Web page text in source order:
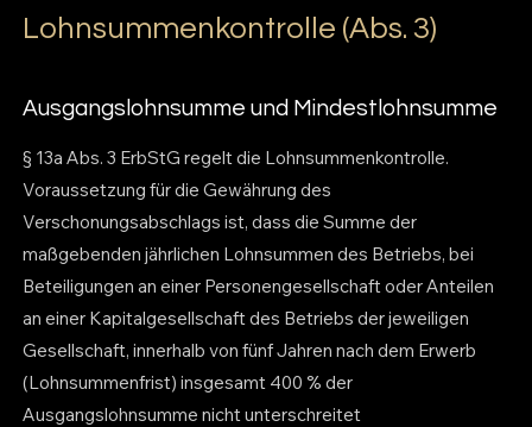
Lohnsummenkontrolle (Abs. 3)
Ausgangslohnsumme und Mindestlohnsumme
§ 13a Abs. 3 ErbStG regelt die Lohnsummenkontrolle.
Voraussetzung für die Gewährung des
Verschonungsabschlags ist, dass die Summe der
maßgebenden jährlichen Lohnsummen des Betriebs, bei
Beteiligungen an einer Personengesellschaft oder Anteilen
an einer Kapitalgesellschaft des Betriebs der jeweiligen
Gesellschaft, innerhalb von fünf Jahren nach dem Erwerb
(Lohnsummenfrist) insgesamt 400 % der
Ausgangslohnsumme nicht unterschreitet